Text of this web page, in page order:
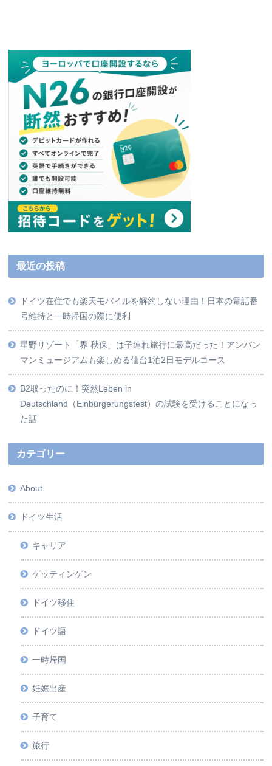
最近の投稿
ドイツ在住でも楽天モバイルを解約しない理由！日本の電話番
号維持と一時帰国の際に便利
星野リゾート「界 秋保」は子連れ旅行に最高だった！アンパン
マンミュージアムも楽しめる仙台1泊2日モデルコース
B2取ったのに！突然Leben in
Deutschland（Einbürgerungstest）の試験を受けることになっ
た話
カテゴリー
About
ドイツ生活
キャリア
ゲッティンゲン
ドイツ移住
ドイツ語
一時帰国
妊娠出産
子育て
旅行